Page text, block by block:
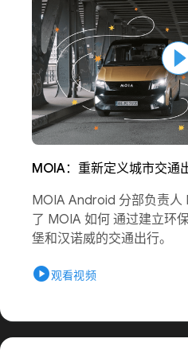
MOIA：重新定义城市交通
MOIA Android 分部负责
了 MOIA 如何 通过建立环
堡和汉诺威的交通出行。
play_circle观看视频